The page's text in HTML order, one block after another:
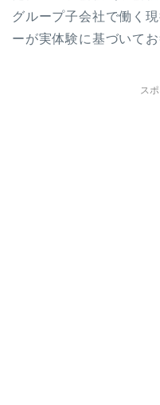
グループ子会社で働く
ーが実体験に基づいてお
ス